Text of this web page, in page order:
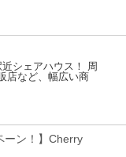
シェアハウス！ 周
店など、幅広い商
ーン！】Cherry